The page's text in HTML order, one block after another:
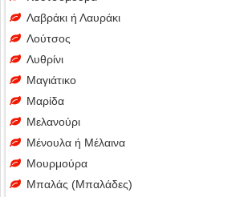
Λαβράκι ή Λαυράκι
Λούτσος
Λυθρίνι
Μαγιάτικο
Μαρίδα
Μελανούρι
Μένουλα ή Μέλαινα
Μουρμούρα
Μπαλάς (Μπαλάδες)